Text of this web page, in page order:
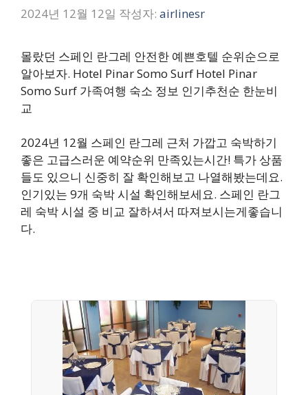
2024년 12월 12일 작성자: airlinesr
몰랐던 스페인 란그레 안전한 예쁜호텔 순위순으로
알아보자. Hotel Pinar Somo Surf Hotel Pinar
Somo Surf 가족여행 숙소 정보 인기추천순 한눈비
교
2024년 12월 스페인 란그레 근처 가깝고 숙박하기
좋은 고급스러운 예약순위 만족있는시간! 특가 상품
들도 있으니 신중히 잘 확인해보고 나열해봤는데요.
인기있는 9개 숙박 시설 확인해보세요. 스페인 란그
레 숙박 시설 중 비교 잘하셔서 따져보시는게좋습니
다.